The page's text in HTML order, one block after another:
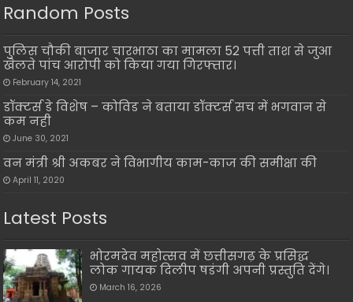
Random Posts
पुलिस चौकी बाजार चारभाठा का मामला 52 पत्ती ताश से जुआ
खेलते पांच आरोपी को किया गया गिरफ्तार।
February 14, 2021
डॉक्टर्स डे विशेष – कोविड ने बताया डॉक्टर्स सच में भगवान से
कम नही
June 30, 2021
वन मंत्री श्री अकबर ने विभागीय काम-काज की समीक्षा की
April 11, 2020
Latest Posts
भोरमदेव महोत्सव में छत्तीसगढ़ के प्रसिद्ध
लोक गायक दिलीप षडंगी अपनी प्रस्तुति देंगे।
March 16, 2026